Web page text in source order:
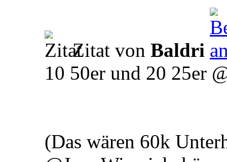
Zitat von Baldri
10 50er und 20 25er
(Das wären 60k